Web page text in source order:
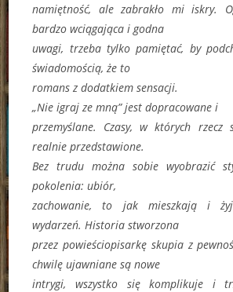
namiętność, ale zabrakło mi iskry.
bardzo wciągająca i godna
uwagi, trzeba tylko pamiętać, by
świadomością, że to
romans z dodatkiem sensacji.
„Nie igraj ze mną” jest dopracowane i
przemyślane. Czasy, w których rzecz
realnie przedstawione.
Bez trudu można sobie wyobrazić
pokolenia: ubiór,
zachowanie, to jak mieszkają i
wydarzeń. Historia stworzona
przez powieściopisarkę skupia z
chwilę ujawniane są nowe
intrygi, wszystko się komplikuje i